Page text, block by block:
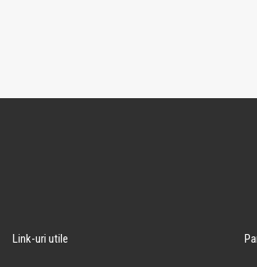
Link-uri utile